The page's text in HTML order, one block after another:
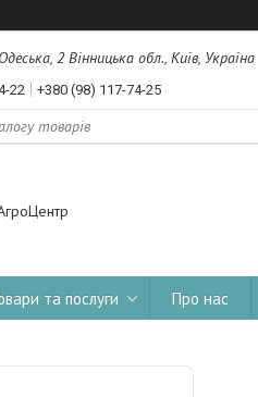
2 Вінницька обл., Київ, Україна
22 +380 (98) 117-74-25
та послуги Про нас